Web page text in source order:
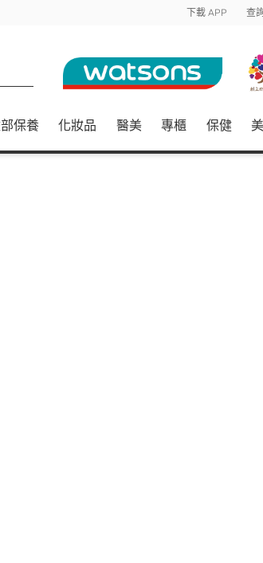
下載 APP 查
保養 化妝品 醫美 專櫃 保健